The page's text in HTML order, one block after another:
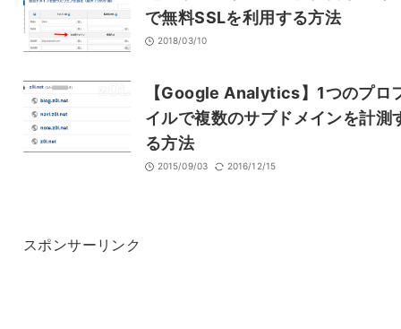
で無料SSLを利用する方法
2018/03/10
【Google Analytics】1つのプロ
イルで複数のサブドメインを計測
る方法
2015/09/03 2016/12/15
スポンサーリンク